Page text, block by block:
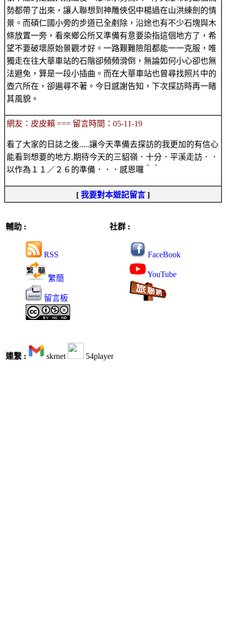
勢都帶了出來，讓人聯想到神雕俠侶中楊過在山洪練劍的情
景。而碩仁國小旁的步道已全剷除，沿途也有不少石塊與木
條放置一旁，看來鄉公所又準備有意要染指這個地方了，希
望不要破壞原始景觀才好。一路艱難險阻都能一一克服，唯
獨走在往大華車站的石階卻頻頻滑倒，無論如何小心卻也無
法避免，算是一段小插曲。而在大華車站也曾尋找照片中的
壺穴所在，卻遍尋不著。今日感謝告知，下次探訪時再一睹
其風貌。
網友：皮皮賴 === 留言時間：05-11-19
看了大家的日誌之後.....讓今天準備去探訪的我更加的有信心
能看到想要的地方.期待今天的三貂嶺．十分．平溪走訪．．
以作為１１／２６的準備．．．感恩囉＾＾
[ 我要對本遊記留言 ]
輔助 :
RSS
繁簡
留言板
社群 :
FaceBook
YouTube
連繫 : skrnet 54player